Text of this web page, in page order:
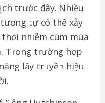
trước đây. Nhiều
tự có thể xảy
nhiễm cúm mùa
Trong trường hợp
lây truyền hiệu